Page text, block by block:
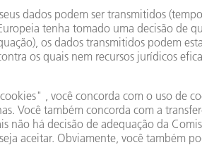
afetado por uma lacuna de
de segurança do servidor